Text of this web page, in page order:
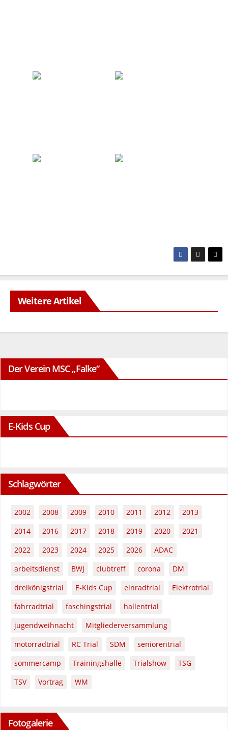
Weitere Artikel
Der Verein MSC „Falke“
E-Kids Cup
Schlagwörter
2002 2008 2009 2010 2011 2012
2013
2014
2016 2017 2018 2019 2020
2021
2022
2023 2024 2025 2026
ADAC
arbeitsdienst
BWJ clubtreff corona
DM
dreikönigstrial
E-Kids Cup einradtrial
Elektrotrial
fahrradtrial
faschingstrial
hallentrial
jugendweihnacht
Mitgliederversammlung
motorradtrial
RC Trial SDM
seniorentrial
sommercamp
Trainingshalle Trialshow
TSG
TSV
Vortrag WM
Fotogalerie